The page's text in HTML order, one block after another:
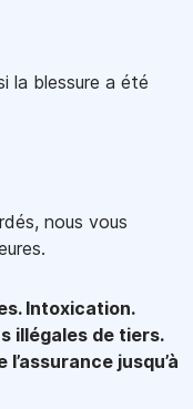
la blessure a été
nous vous
Intoxication.
illégales de tiers.
jusqu’à